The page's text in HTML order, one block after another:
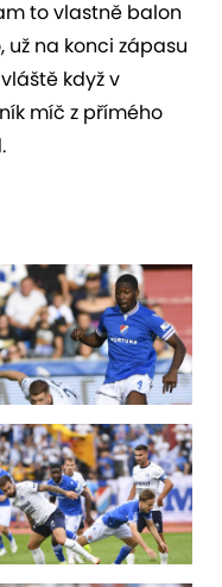
to vlastně balon
už na konci zápasu
když v
míč z přímého